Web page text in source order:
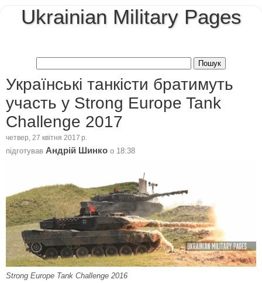
Ukrainian Military Pages
Українські танкісти братимуть
участь у Strong Europe Tank
Challenge 2017
четвер, 27 квітня 2017 р.
підготував Андрій Шинко о 18:38
Strong Europe Tank Challenge 2016